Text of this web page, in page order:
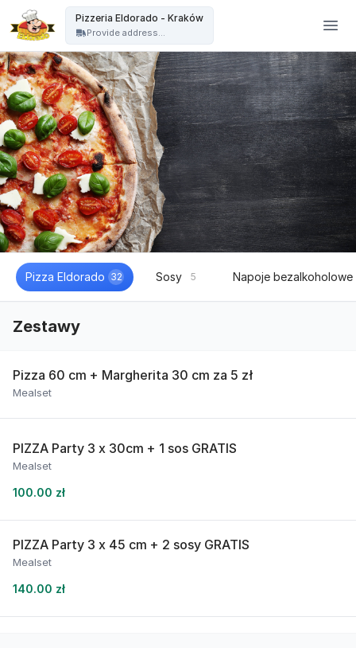
Pizzeria Eldorado - Kraków
Provide address...
Pizza Eldorado 32 Sosy 5 Napoje bezalkoholowe
Zestawy
Pizza 60 cm + Margherita 30 cm za 5 zł
Mealset
PIZZA Party 3 x 30cm + 1 sos GRATIS
Mealset
100.00 zł
PIZZA Party 3 x 45 cm + 2 sosy GRATIS
Mealset
140.00 zł